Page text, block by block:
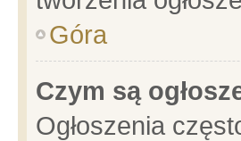
Góra
Czym są
Ogłoszenia